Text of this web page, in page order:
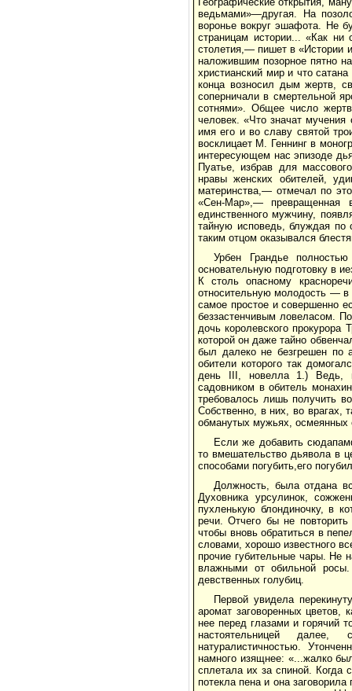
ведьмами»—другая. На
воронье вокруг эшафота. Не
страницам истории... «Как ни
столетия,— пишет в «Истории
наложившим позорное пятно
христианский мир и что
конца возносил дым жертв,
соперничали в смертельной
сотнями». Общее число
человек. «Что значат
имя его и во славу святой
восклицает М. Геннинг в
интересующем нас эпизоде
Пуатье, избрав для
нравы женских обителей,
материнства,— отмечал по
«Сен-Мар»,— превращенная
единственного мужчину,
тайную исповедь, блуждая по
таким отцом оказывался
Урбен Грандье
основательную подготовку в
К столь опасному
относительную молодость — в
самое простое и совершенно
беззастенчивым ловеласом.
дочь королевского прокурора
которой он даже тайно
был далеко не безгрешен по
обители которого так
день III, новелла 1.) Ведь,
садовником в обитель
требовалось лишь получить
Собственно, в них, во врагах,
обманутых мужьях, осмеянных
Если же добавить
то вмешательство дьявола в
способами погубить,его
Должность, была отдана
Духовника урсулинок,
пухленькую блондиночку, в
речи. Отчего бы не
чтобы вновь обратиться в
словами, хорошо известного
прочие губительные чары. Не
влажными от обильной
девственных голубиц.
Первой увидела
аромат заговоренных цветов,
нее перед глазами и горячий
настоятельницей далее,
натуралистичностью.
намного изящнее: «...жалко
сплетала их за спиной. Когда
потекла пена и она